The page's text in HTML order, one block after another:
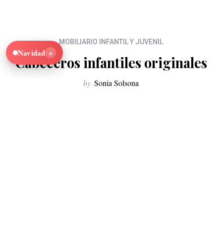
MOBILIARIO INFANTIL Y JUVENIL
Cabeceros infantiles originales
by Sonia Solsona
Navidad ×